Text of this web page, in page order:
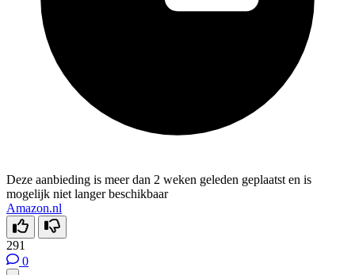
Deze aanbieding is meer dan 2 weken geleden geplaatst en is
mogelijk niet langer beschikbaar
Amazon.nl
291
0